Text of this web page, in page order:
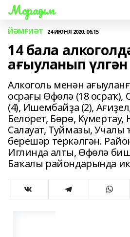
Мораҙым
ЙӘМҒИӘТ 24 ИЮНЯ 2020, 06:15
14 бала
ағыуланып үлгән
Алкоголь менән
осрағы Өфөлә (18 осраҡ),
(4), Ишембайҙа (2),
Белорет, Бөрө, Күмертау,
Салауат, Туймазы, Учалы
берешәр теркәлгән.
Иглинда алты, Өфөлә
Баҡалы райондарында